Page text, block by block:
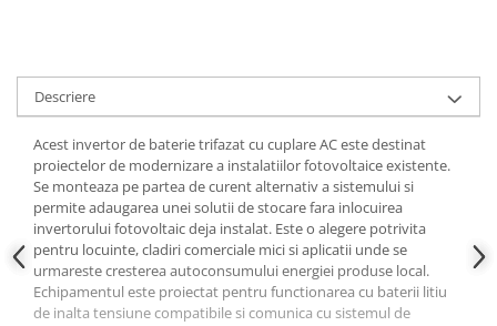
Descriere
Acest invertor de baterie trifazat cu cuplare AC este destinat
proiectelor de modernizare a instalatiilor fotovoltaice existente.
Se monteaza pe partea de curent alternativ a sistemului si
permite adaugarea unei solutii de stocare fara inlocuirea
invertorului fotovoltaic deja instalat. Este o alegere potrivita
pentru locuinte, cladiri comerciale mici si aplicatii unde se
urmareste cresterea autoconsumului energiei produse local.
Echipamentul este proiectat pentru functionarea cu baterii litiu
de inalta tensiune compatibile si comunica cu sistemul de